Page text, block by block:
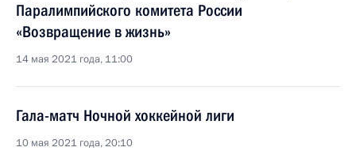
Паралимпийского комитета России
«Возвращение в жизнь»
14 мая 2021 года, 11:00
Гала-матч Ночной хоккейной лиги
10 мая 2021 года, 20:10